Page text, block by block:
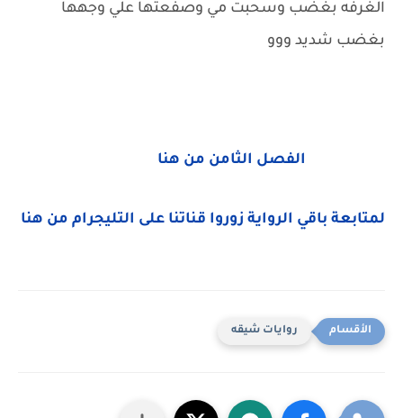
الغرفه بغضب وسحبت مي وصفعتها علي وجهها
بغضب شديد ووو
الفصل الثامن من هنا
لمتابعة باقي الرواية زوروا قناتنا على التليجرام من هنا
روايات شيقه